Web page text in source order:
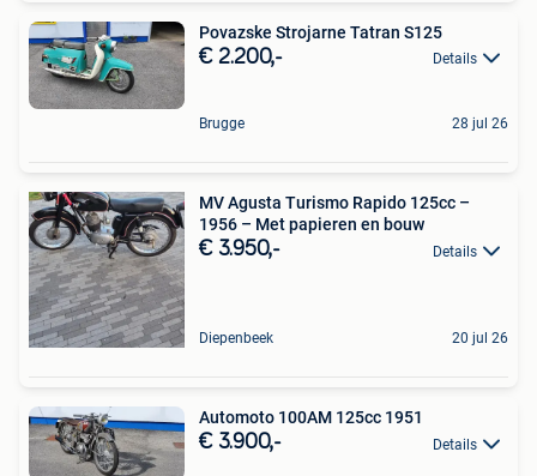
Povazske Strojarne Tatran S125
€ 2.200,- Details
Brugge 28 jul 26
MV Agusta Turismo Rapido 125cc –
1956 – Met papieren en bouw
€ 3.950,- Details
Diepenbeek 20 jul 26
Automoto 100AM 125cc 1951
€ 3.900,- Details